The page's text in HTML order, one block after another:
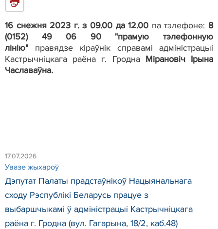
16 снежня 2023 г. з 09.00 да 12.00 па тэлефоне: 8
(0152) 49 06 90 "прамую тэлефонную
лінію" правядзе кіраўнік справамі адміністрацыі
Кастрычніцкага раёна г. Гродна Мірановіч Ірына
Чаславаўна.
17.07.2026
Увазе жыхароў
Дэпутат Палаты прадстаўнікоў Нацыянальнага
сходу Рэспублікі Беларусь працуе з
выбаршчыкамі ў адміністрацыі Кастрычніцкага
раёна г. Гродна (вул. Гагарына, 18/2, каб.48)